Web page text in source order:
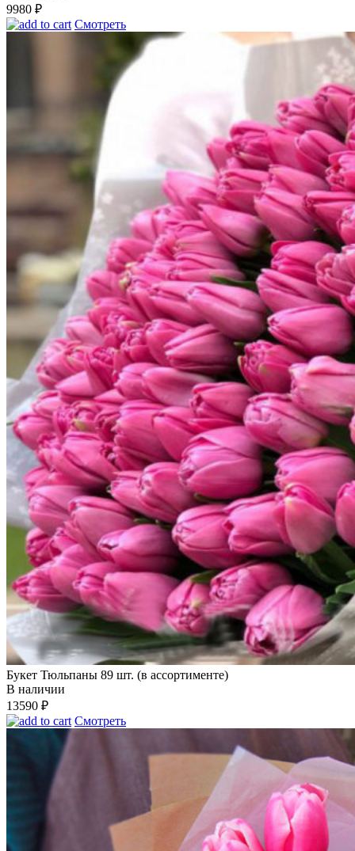
9980 ₽
Смотреть
Букет Тюльпаны 89 шт. (в ассортименте)
В наличии
13590 ₽
Смотреть